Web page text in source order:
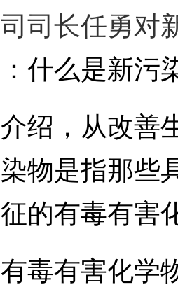
司长任勇对
么是新污
，从改善
物是指那些
的有毒有害
有害化学